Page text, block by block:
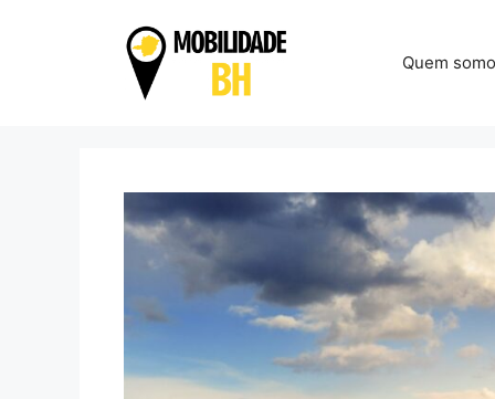
Quem